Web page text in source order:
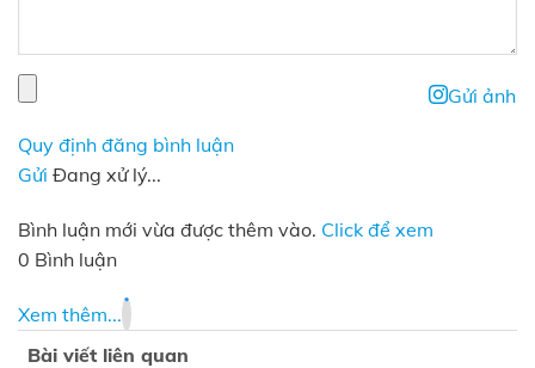
Gửi ảnh
Quy định đăng bình luận
Gửi Đang xử lý...
Bình luận mới vừa được thêm vào. Click để xem
0 Bình luận
Xem thêm...
Bài viết liên quan